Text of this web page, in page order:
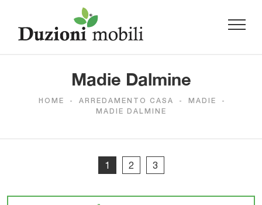
Madie Dalmine
HOME - ARREDAMENTO CASA - MADIE
-
MADIE DALMINE
1 2 3